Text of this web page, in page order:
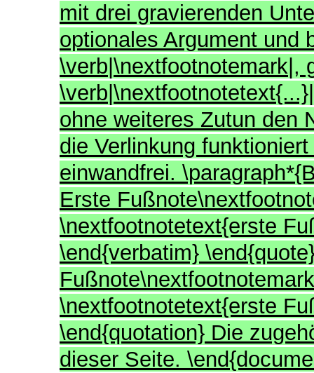
mit drei gravierenden
optionales Argument und
\verb|\nextfootnotemark|,
ohne weiteres Zutun den
die Verlinkung
einwandfrei.
Erste
\nextfootnotetext{erste
\end{verbatim}
\nextfootnotetext{erste
\end{quotation} Die
dieser Seite.